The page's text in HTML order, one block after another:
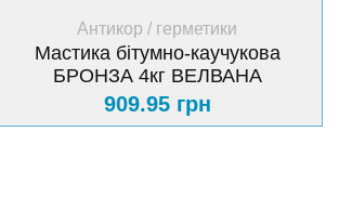
+ Купити
Антикор / герметики
Мастика бітумно-каучукова
БРОНЗА 4кг ВЕЛВАНА
909.95 грн